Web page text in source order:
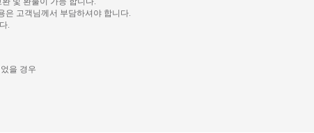
은 고객님께서 부담하셔야 합니다.
.
을 경우